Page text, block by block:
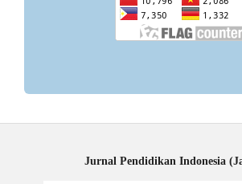
Jurnal Pendidikan Indonesia